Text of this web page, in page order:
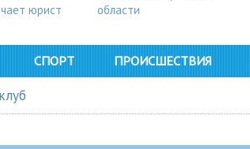
юрист
области
СПОРТ ПРОИСШЕСТВИЯ